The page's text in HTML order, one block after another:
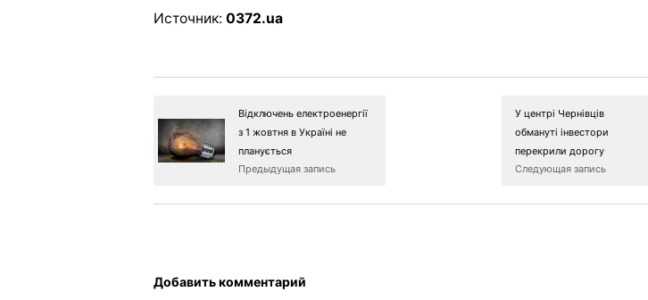
Источник: 0372.ua
Відключень електроенергії
з 1 жовтня в Україні не
планується
Предыдущая запись
У центрі Чернівців
обмануті інвестори
перекрили дорогу
Следующая запись
Добавить комментарий